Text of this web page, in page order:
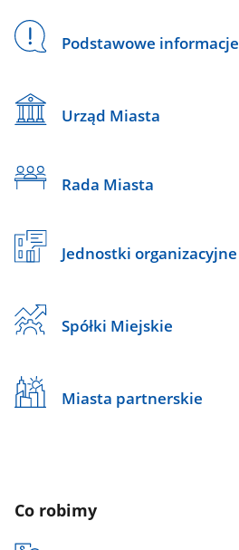
Podstawowe informacje
Urząd Miasta
Rada Miasta
Jednostki organizacyjne
Spółki Miejskie
Miasta partnerskie
Co robimy